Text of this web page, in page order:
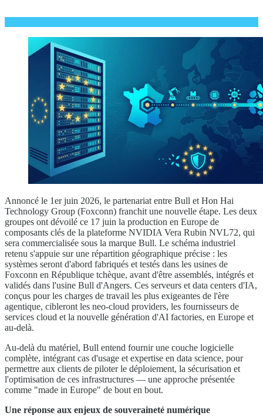
Annoncé le 1er juin 2026, le partenariat entre Bull et Hon Hai
Technology Group (Foxconn) franchit une nouvelle étape. Les deux
groupes ont dévoilé ce 17 juin la production en Europe de
composants clés de la plateforme NVIDIA Vera Rubin NVL72, qui
sera commercialisée sous la marque Bull. Le schéma industriel
retenu s'appuie sur une répartition géographique précise : les
systèmes seront d'abord fabriqués et testés dans les usines de
Foxconn en République tchèque, avant d'être assemblés, intégrés et
validés dans l'usine Bull d'Angers. Ces serveurs et data centers d'IA,
conçus pour les charges de travail les plus exigeantes de l'ère
agentique, cibleront les neo-cloud providers, les fournisseurs de
services cloud et la nouvelle génération d'AI factories, en Europe et
au-delà.
Au-delà du matériel, Bull entend fournir une couche logicielle
complète, intégrant cas d'usage et expertise en data science, pour
permettre aux clients de piloter le déploiement, la sécurisation et
l'optimisation de ces infrastructures — une approche présentée
comme "made in Europe" de bout en bout.
Une réponse aux enjeux de souveraineté numérique